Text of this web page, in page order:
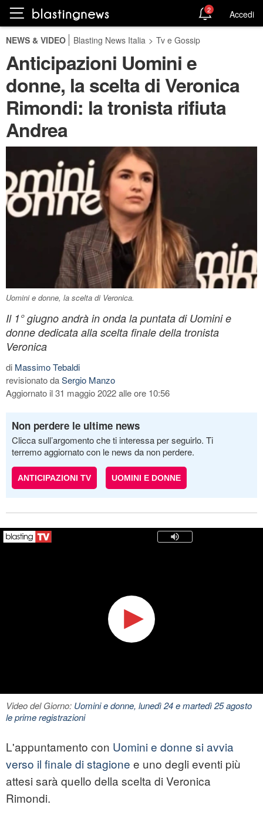
2 Accedi
NEWS & VIDEO Blasting News Italia > Tv e Gossip
Anticipazioni Uomini e
donne, la scelta di Veronica
Rimondi: la tronista rifiuta
Andrea
Uomini e donne, la scelta di Veronica.
Il 1° giugno andrà in onda la puntata di Uomini e
donne dedicata alla scelta finale della tronista
Veronica
di Massimo Tebaldi
revisionato daSergio Manzo
Aggiornato il 31 maggio 2022 alle ore 10:56
Non perdere le ultime news
Clicca sull’argomento che ti interessa per seguirlo. Ti
terremo aggiornato con le news da non perdere.
ANTICIPAZIONI TV UOMINI E DONNE
Video del Giorno: Uomini e donne, lunedì 24 e martedì 25 agosto
le prime registrazioni
L'appuntamento con Uomini e donne si avvia
verso il finale di stagione e uno degli eventi più
attesi sarà quello della scelta di Veronica
Rimondi.